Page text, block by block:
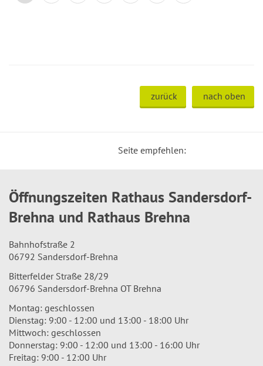
zurück nach oben
Seite empfehlen:
Öffnungszeiten Rathaus Sandersdorf-
Brehna und Rathaus Brehna
Bahnhofstraße 2
06792 Sandersdorf-Brehna
Bitterfelder Straße 28/29
06796 Sandersdorf-Brehna OT Brehna
Montag: geschlossen
Dienstag: 9:00 - 12:00 und 13:00 - 18:00 Uhr
Mittwoch: geschlossen
Donnerstag: 9:00 - 12:00 und 13:00 - 16:00 Uhr
Freitag: 9:00 - 12:00 Uhr